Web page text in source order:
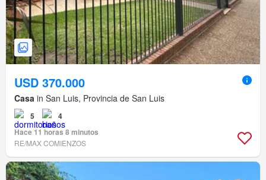
USD 370.000
Casa in San Luis, Provincia de San Luis
5
4
Hace 11 horas 8 minutos
RE/MAX COMIENZOS